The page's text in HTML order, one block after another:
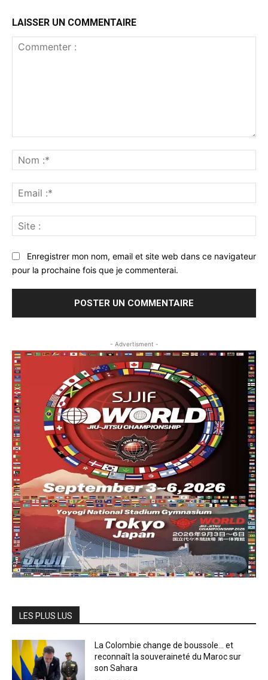
LAISSER UN COMMENTAIRE
:*
:*
:
Enregistrer mon nom, email et site web dans ce navigateur
pour la prochaine fois que je commenterai.
- Advertisment -
LES PLUS LUS
La Colombie change de boussole… et
reconnaît la souveraineté du Maroc sur
son Sahara